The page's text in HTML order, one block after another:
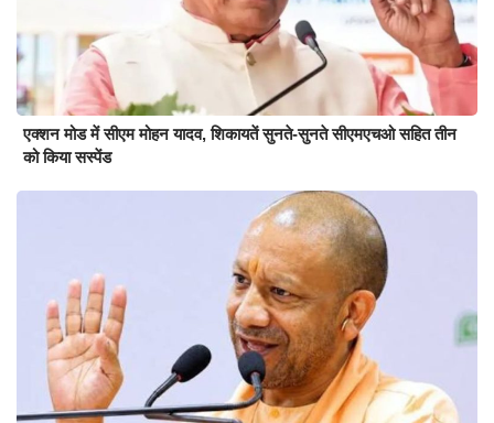
एक्शन मोड में सीएम मोहन यादव, शिकायतें सुनते-सुनते सीएमएचओ सहित तीन
को किया सस्पेंड